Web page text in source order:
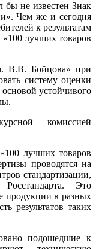
бы не известен Знак
Чем же и сегодня
к результатам
лучших товаров
В.В. Бойцова» при
систему оценки
основой устойчивого
комиссией
лучших товаров
проводятся на
стандартизации,
Это
продукции в разных
результатов таких
подошедшие к